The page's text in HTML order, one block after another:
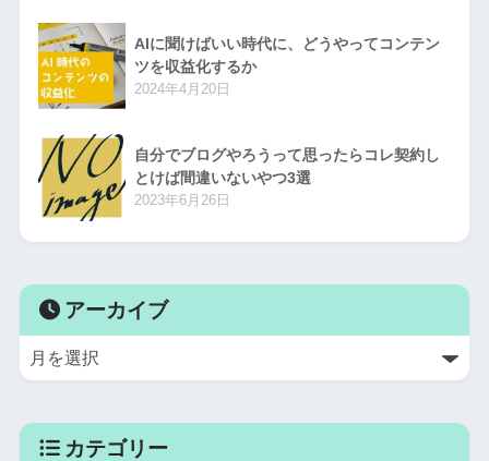
AIに聞けばいい時代に、どうやってコンテン
ツを収益化するか
2024年4月20日
自分でブログやろうって思ったらコレ契約し
とけば間違いないやつ3選
2023年6月26日
アーカイブ
カテゴリー